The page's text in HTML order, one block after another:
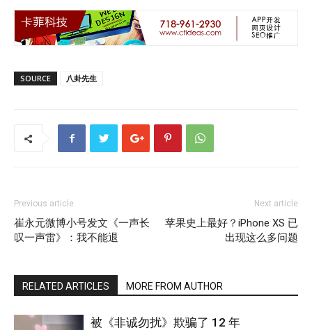
SOURCE 八卦先生
Previous article
崔永元微博小号发文《一声长
叹一声雷》：我不能退
Next article
苹果史上最好？iPhone XS 已
出现这么多问题
RELATED ARTICLES MORE FROM AUTHOR
被《非诚勿扰》欺骗了 12 年